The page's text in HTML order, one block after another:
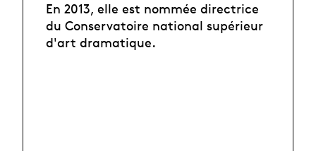
En 2013, elle est nommée directrice
du Conservatoire national supérieur
d'art dramatique.